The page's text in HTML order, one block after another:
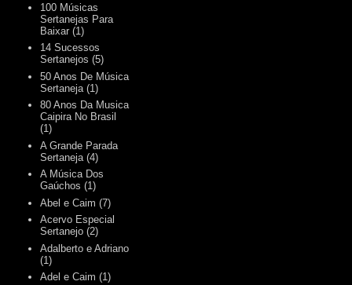
100 Músicas
Sertanejas Para
Baixar (1)
14 Sucessos
Sertanejos (5)
50 Anos De Música
Sertaneja (1)
80 Anos Da Musica
Caipira No Brasil
(1)
A Grande Parada
Sertaneja (4)
A Música Dos
Gaúchos (1)
Abel e Caim (7)
Acervo Especial
Sertanejo (2)
Adalberto e Adriano
(1)
Adel e Caim (1)